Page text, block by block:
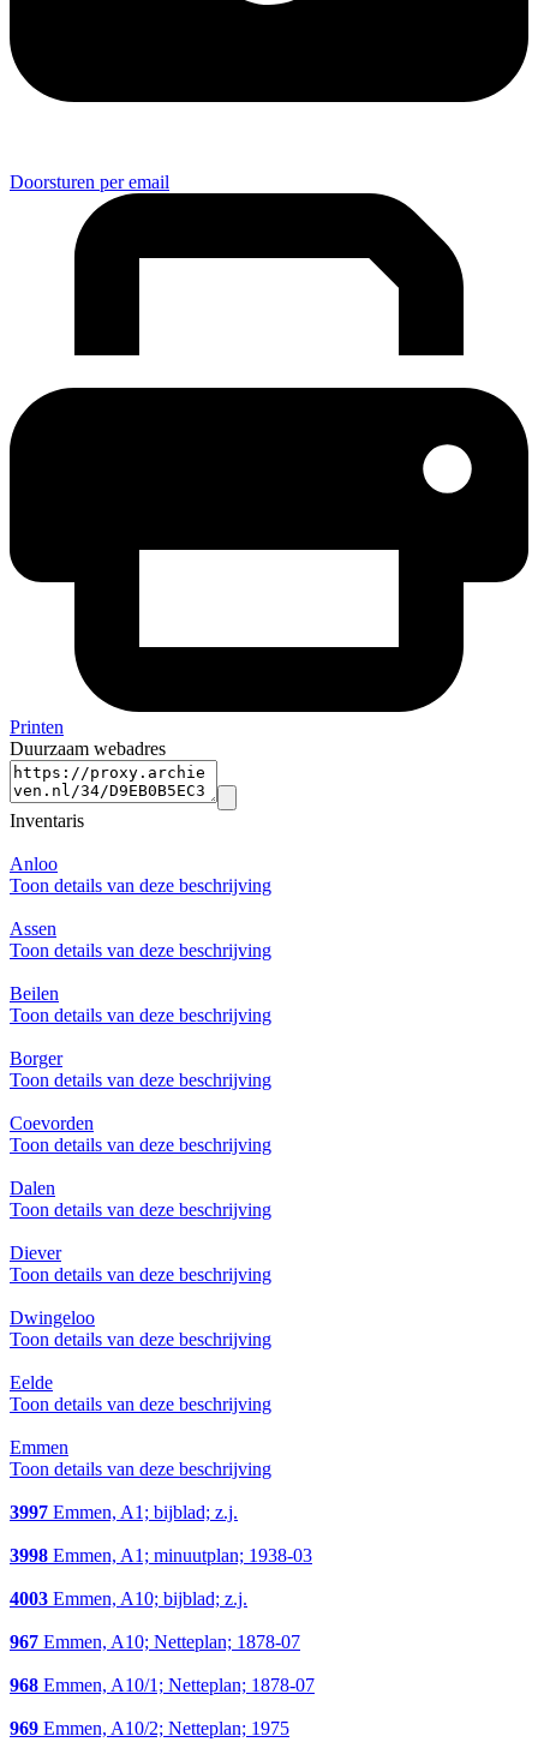
Doorsturen per email
Printen
Duurzaam webadres
Inventaris
Anloo
Toon details van deze beschrijving
Assen
Toon details van deze beschrijving
Beilen
Toon details van deze beschrijving
Borger
Toon details van deze beschrijving
Coevorden
Toon details van deze beschrijving
Dalen
Toon details van deze beschrijving
Diever
Toon details van deze beschrijving
Dwingeloo
Toon details van deze beschrijving
Eelde
Toon details van deze beschrijving
Emmen
Toon details van deze beschrijving
3997 Emmen, A1; bijblad; z.j.
3998 Emmen, A1; minuutplan; 1938-03
4003 Emmen, A10; bijblad; z.j.
967 Emmen, A10; Netteplan; 1878-07
968 Emmen, A10/1; Netteplan; 1878-07
969 Emmen, A10/2; Netteplan; 1975